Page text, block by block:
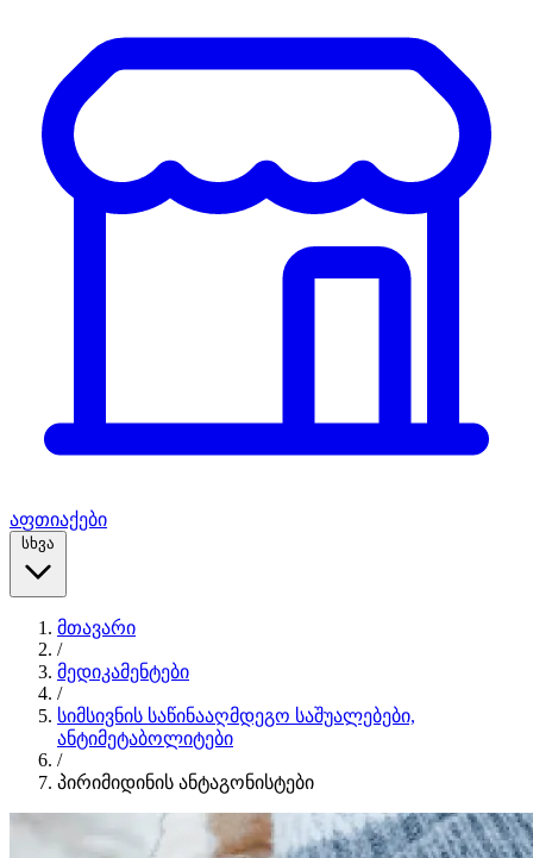
აფთიაქები
სხვა
მთავარი
/
მედიკამენტები
/
სიმსივნის საწინააღმდეგო საშუალებები,
ანტიმეტაბოლიტები
/
პირიმიდინის ანტაგონისტები